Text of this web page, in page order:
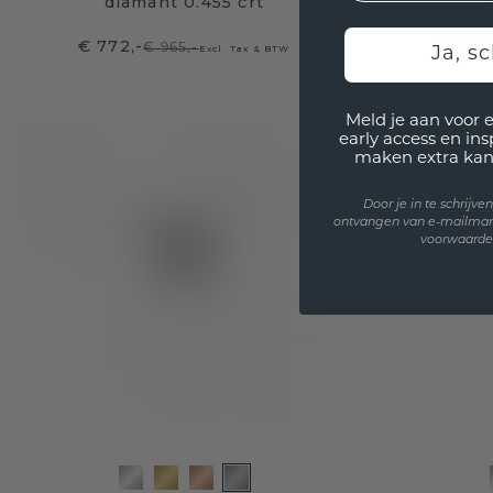
€ 772,-€ 965,-Excl. Tax & BTW €
Ja,
Meld je aan voor
early access en
maken extra
Door je in te
ontvangen van e-